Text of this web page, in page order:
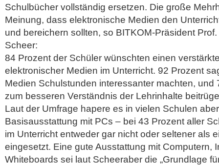
Schulbücher vollständig ersetzen. Die große
Meinung, dass elektronische Medien den
und bereichern sollten, so BITKOM-Präsident
Scheer:
84 Prozent der Schüler wünschten einen
elektronischer Medien im Unterricht. 92 Prozent
Medien Schulstunden interessanter machten, und
zum besseren Verständnis der Lehrinhalte
Laut der Umfrage hapere es in vielen Schulen
Basisausstattung mit PCs – bei 43 Prozent aller
im Unterricht entweder gar nicht oder seltener als
eingesetzt. Eine gute Ausstattung mit Computern,
Whiteboards sei laut Scheeraber die „Grundlage